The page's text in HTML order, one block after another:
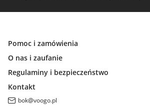
Pomoc i zamówienia
O nas i zaufanie
Regulaminy i bezpieczeństwo
Kontakt
bok@voogo.pl